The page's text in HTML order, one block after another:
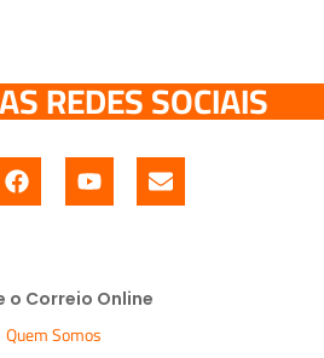
REDES SOCIAIS
o Correio Online
Quem Somos